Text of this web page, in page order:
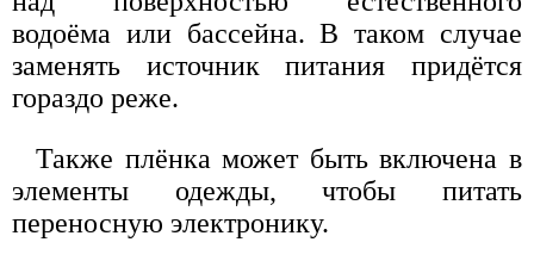
водоёма или бассейна. В таком случае
заменять источник питания придётся
гораздо реже.
Также плёнка может быть включена в
элементы одежды, чтобы питать
переносную электронику.